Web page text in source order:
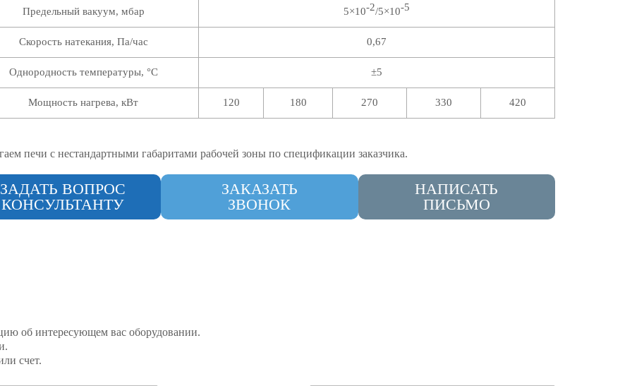
Предельный вакуум, мбар 5×10-2/5×10-5
Скорость натекания, Па/час 0,67
Однородность температуры, °C ±5
Мощность нагрева, кВт 120 180 270 330 420
печи с нестандартными габаритами рабочей зоны по спецификации заказчика.
ЗАДАТЬ ВОПРОС
КОНСУЛЬТАНТУ
ЗАКАЗАТЬ
ЗВОНОК
НАПИСАТЬ
ПИСЬМО
об интересующем вас оборудовании.
счет.